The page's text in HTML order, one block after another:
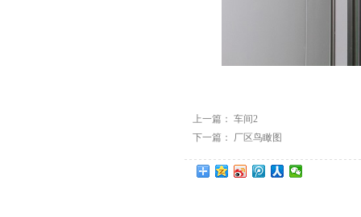
上一篇： 车间2
下一篇： 厂区鸟瞰图